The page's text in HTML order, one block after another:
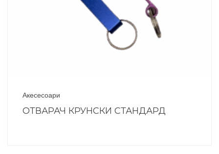
Акесесоари
ОТВАРАЧ КРУНСКИ СТАНДАРД